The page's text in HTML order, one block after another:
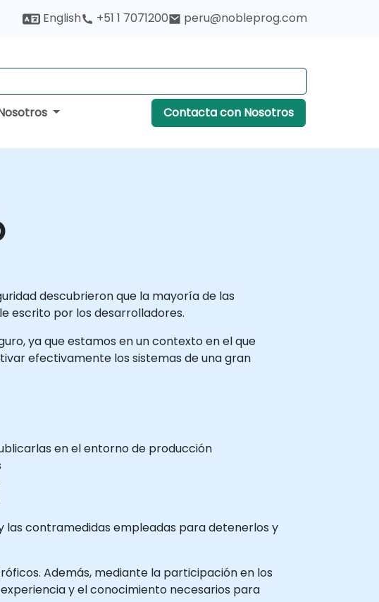
English +51 1 7071200 peru@nobleprog.com
Contacta con Nosotros
descubrieron que la mayoría de las
escrito por los desarrolladores.
ya que estamos en un contexto en el que
efectivamente los sistemas de una gran
en el entorno de producción
contramedidas empleadas para detenerlos y
Además, mediante la participación en los
y el conocimiento necesarios para